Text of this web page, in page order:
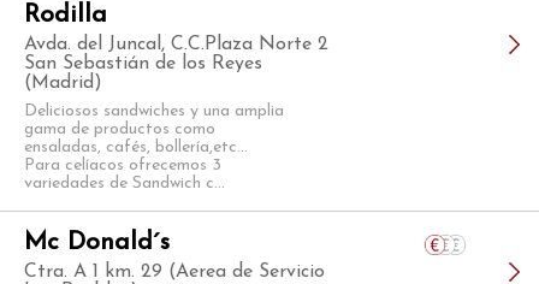
Rodilla
Avda. del Juncal, C.C.Plaza Norte 2
San Sebastián de los Reyes
(Madrid)
Deliciosos sandwiches y una amplia
gama de productos como
ensaladas, cafés, bollería,etc...
Para celíacos ofrecemos 3
variedades de Sandwich c...
Mc Donald´s
Ctra. A 1 km. 29 (Aerea de Servicio